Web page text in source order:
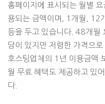
홈페이지에 표시되는 월별
용되는 금액이며, 1개월, 12
등을 두고 있습니다. 48개월
담이 있지만 저렴한 가격으
호스팅업체의 1년 이용금액
월 무료 혜택도 제공하고 있
다.